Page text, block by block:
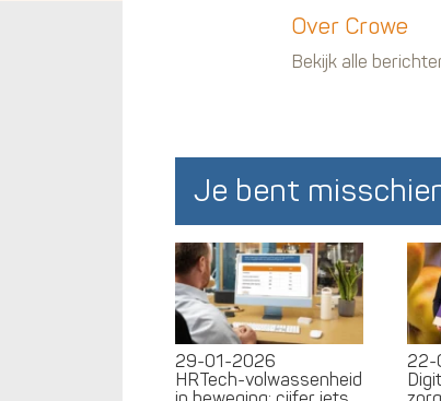
Over Crowe
Bekijk alle
Je bent
29-01-2026
HRTech-volwassenheid
22-